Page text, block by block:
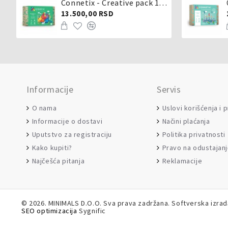
Connetix - Creative pack 102 dela
13.500,00 RSD
Informacije
O nama
Informacije o dostavi
Uputstvo za registraciju
Kako kupiti?
Najčešća pitanja
Servis
Uslovi korišćenja i
Načini plaćanja
Politika privatnosti
Pravo na
Reklamacije
© 2026. MINIMALS D.O.O. Sva prava zadržana. Softverska
SEO optimizacija Sygnific